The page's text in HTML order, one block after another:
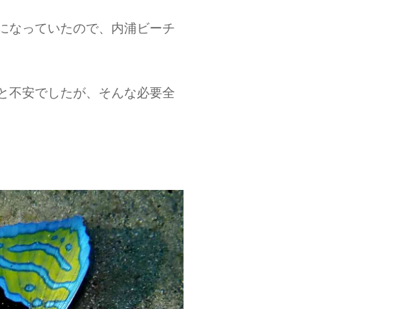
なっていたので、内浦ビーチ
不安でしたが、そんな必要全